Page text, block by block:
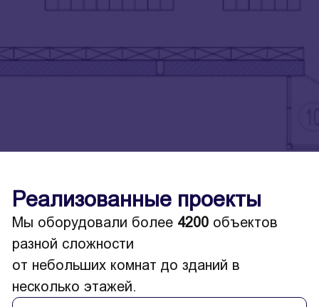
Реализованные проекты
Мы оборудовали более 4200 объектов
разной сложности
от небольших комнат до зданий в
несколько этажей.